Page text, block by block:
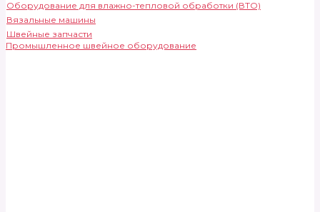
Оборудование для влажно-тепловой обработки (ВТО)
Вязальные машины
Швейные запчасти
Промышленное швейное оборудование